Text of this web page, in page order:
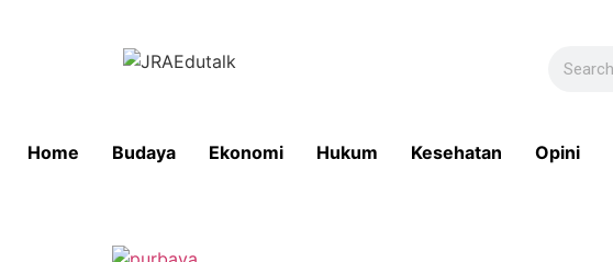
Home Budaya Ekonomi Hukum Kesehatan Opini